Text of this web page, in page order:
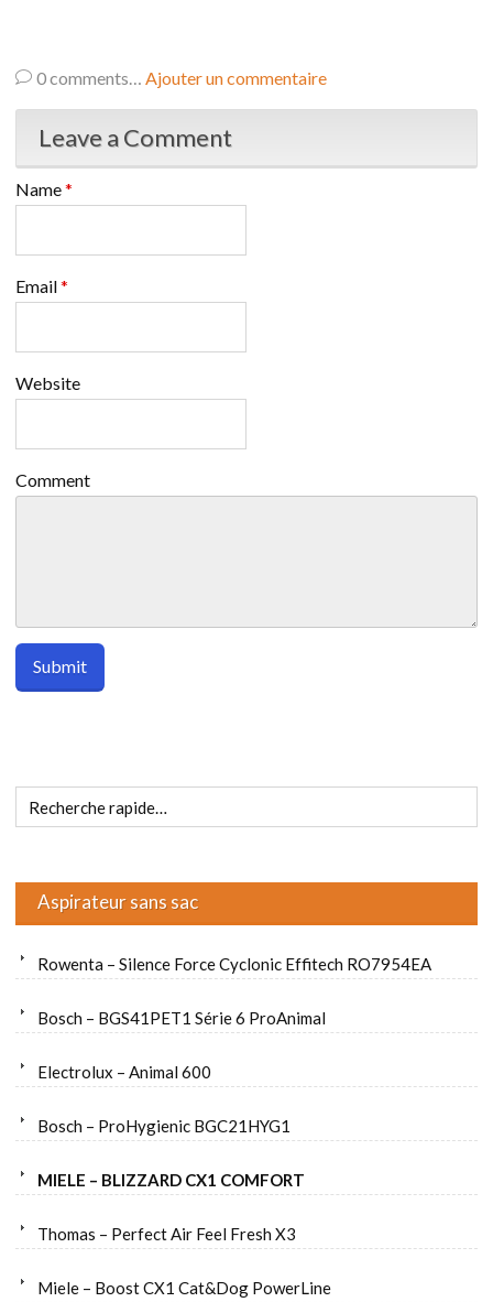
0comments… Ajouter un commentaire
Leave a Comment
Name*
Email*
Website
Comment
Aspirateur sans sac
Rowenta – Silence Force Cyclonic Effitech RO7954EA
Bosch – BGS41PET1 Série 6 ProAnimal
Electrolux – Animal 600
Bosch – ProHygienic BGC21HYG1
MIELE – BLIZZARD CX1 COMFORT
Thomas – Perfect Air Feel Fresh X3
Miele – Boost CX1 Cat&Dog PowerLine